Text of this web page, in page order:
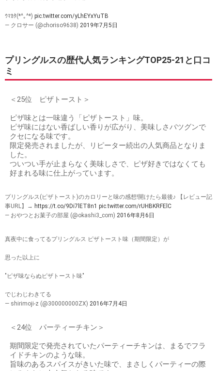
ｳﾏｶﾀ(*^｡^*) pic.twitter.com/yLhEYxYuTB
— クロサー (@choriso9638) 2019年7月5日
プリングルスの歴代人気ランキングTOP25-21と口コ
ミ
＜25位 ピザトースト＞
ピザ味とは一味違う「ピザトースト」味。
ピザ味にはない香ばしい香りが広がり、美味しさバツグンで
クセになる味です。
限定発売されましたが、リピーター続出の人気商品となりま
した。
ついつい手が止まらなく美味しさで、ピザ好きではなくても
好まれる味に仕上がっています。
プリングルス(ピザトースト)のカロリーと味の感想!開けたら最後♪ 【レビュー記
事URL】→ https://t.co/9Di7lET8n1 pic.twitter.com/rUHBKRFElC
— おやつとお菓子の部屋 (@okashi3_com) 2016年8月6日
真夜中に食ってるプリングルス ピザトースト味（期間限定）が
思った以上に
"ピザ味ならぬピザトースト味"
でじわじわきてる
— shirimoji-z (@300000000ZX) 2016年7月4日
＜24位 パーティーチキン＞
期間限定で発売されていたパーティーチキンは、まるでフラ
イドチキンのような味。
旨味のあるスパイスがきいた味で、まさしくパーティーの際